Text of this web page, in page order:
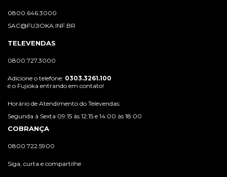
0800.646.3000
SAC@FUJIOKA.INF.BR
TELEVENDAS
0800.727.3000
Adicione o telefone: 0303.3261.100
é o Fujioka entrando em contato!
Horário de Atendimento do Televendas:
Segunda à Sexta 09:15 às 12:15 e 14:00 às 18:00
COBRANÇA
0800.722.5900
Siga, curta e compartilhe